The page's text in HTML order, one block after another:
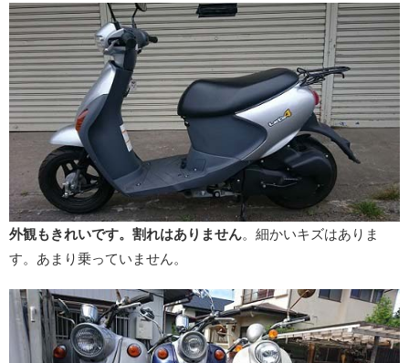
外観もきれいです。割れはありません。細かいキズはありま
す。あまり乗っていません。